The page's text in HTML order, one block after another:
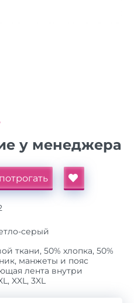
у менеджера
серый
ткани, 50% хлопка, 50%
манжеты и пояс
лента внутри
XXL, 3XL